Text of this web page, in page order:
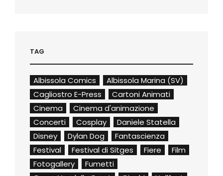
TAG
Albissola Comics
Albissola Marina (SV)
Cagliostro E-Press
Cartoni Animati
Cinema
Cinema d'animazione
Concerti
Cosplay
Daniele Statella
Disney
Dylan Dog
Fantascienza
Festival
Festival di Sitges Fiere
Film
Fotogallery
Fumetti